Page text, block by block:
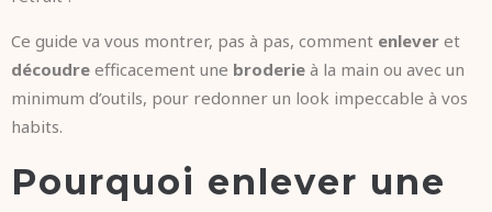
Ce guide va vous montrer, pas à pas, comment enlever et
découdre efficacement une broderie à la main ou avec un
minimum d’outils, pour redonner un look impeccable à vos
habits.
Pourquoi enlever une